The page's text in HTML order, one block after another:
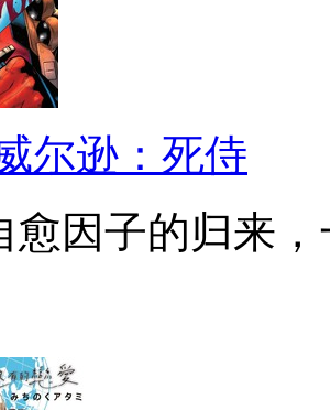
尔逊：死侍
愈因子的归来，